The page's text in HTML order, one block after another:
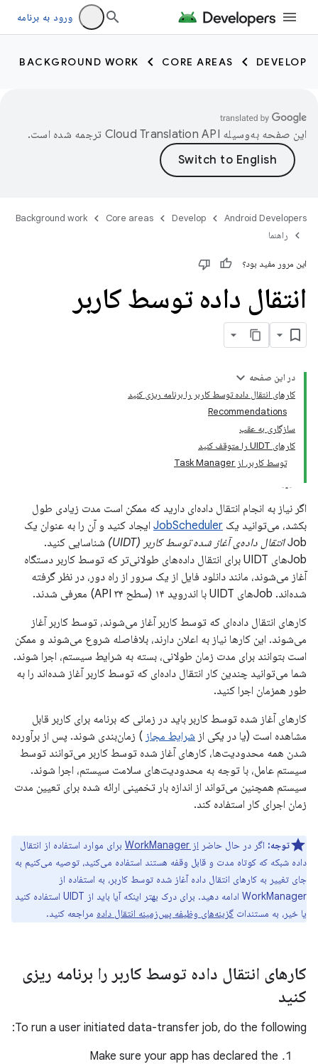
ورود به برنامه
DEVELOP
CORE AREAS
BACKGROUND WORK
این صفحه به‌وسیله ترجمه شده است.
Android Developers
Develop
Core areas
Background work
راهنما
این مرور مفید بود؟
انتقال داده توسط کاربر
در این صفحه
کارهای انتقال داده توسط کاربر را برنامه ریزی کنید
Recommendations
سازگاری به عقب
کارهای UIDT را متوقف کنید
توسط کاربر، از Task Manager
اگر نیاز به انجام انتقال داده‌ای دارید که ممکن است مدت زیادی طول
بکشد، می‌توانید یک JobScheduler ایجاد کنید و آن را به عنوان یک
Job انتقال داده‌ی آغاز شده توسط کاربر (UIDT)
شناسایی کنید.
Jobهای UIDT برای انتقال داده‌های طولانی‌تر که توسط کاربر دستگاه
آغاز می‌شوند، مانند دانلود فایل از یک سرور از راه دور، در نظر گرفته
شده‌اند. Jobهای UIDT با اندروید ۱۴ (سطح API ۳۴) معرفی شدند.
کارهای انتقال داده‌ای که توسط کاربر آغاز می‌شوند، توسط کاربر آغاز
می‌شوند. این کارها نیاز به اعلان دارند، بلافاصله شروع می‌شوند و ممکن
است بتوانند برای مدت زمان طولانی، بسته به شرایط سیستم، اجرا شوند.
شما می‌توانید چندین کار انتقال داده‌ای که توسط کاربر آغاز شده‌اند را به
طور همزمان اجرا کنید.
کارهای آغاز شده توسط کاربر باید در زمانی که برنامه برای کاربر قابل
مشاهده است (یا در یکی از شرایط مجاز ) زمان‌بندی شوند. پس از برآورده
شدن همه محدودیت‌ها، کارهای آغاز شده توسط کاربر می‌توانند توسط
سیستم عامل، با توجه به محدودیت‌های سلامت سیستم، اجرا شوند.
سیستم همچنین می‌تواند از اندازه بار تخمینی ارائه شده برای تعیین مدت
زمان اجرای کار استفاده کند.
توجه: اگر در حال حاضر از WorkManager
برای موارد استفاده از انتقال
داده شبکه که کوتاه مدت و قابل وقفه هستند استفاده می‌کنید، توصیه می‌کنیم به
جای تغییر به کارهای انتقال داده آغاز شده توسط کاربر، به استفاده از
WorkManager ادامه دهید. برای درک بهتر اینکه آیا باید از UIDT استفاده کنید
یا خیر، به مستندات گزینه‌های وظیفه پس‌زمینه انتقال داده مراجعه کنید.
کارهای انتقال داده توسط کاربر را برنامه ریزی
کنید
To run a user initiated data-transfer job, do the following:
Make sure your app has declared the